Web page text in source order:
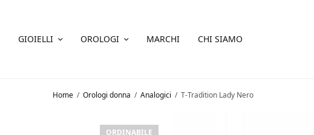
GIOIELLI OROLOGI MARCHI CHI SIAMO
Home / Orologi donna / Analogici / T-Tradition Lady Nero
ORDINABILE